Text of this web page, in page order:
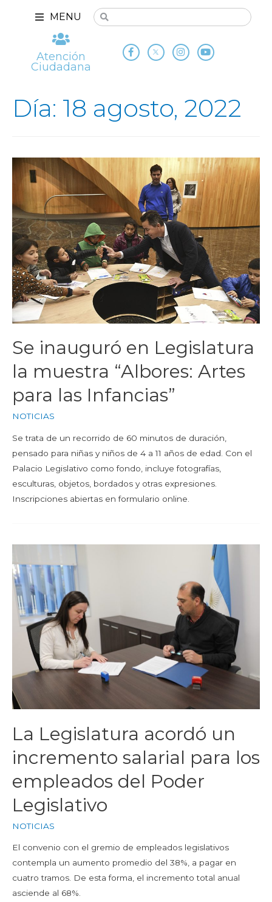
MENU
Atención
Ciudadana
Día: 18 agosto, 2022
Se inauguró en Legislatura
la muestra “Albores: Artes
para las Infancias”
NOTICIAS
Se trata de un recorrido de 60 minutos de duración,
pensado para niñas y niños de 4 a 11 años de edad. Con el
Palacio Legislativo como fondo, incluye fotografías,
esculturas, objetos, bordados y otras expresiones.
Inscripciones abiertas en formulario online.
La Legislatura acordó un
incremento salarial para los
empleados del Poder
Legislativo
NOTICIAS
El convenio con el gremio de empleados legislativos
contempla un aumento promedio del 38%, a pagar en
cuatro tramos. De esta forma, el incremento total anual
asciende al 68%.